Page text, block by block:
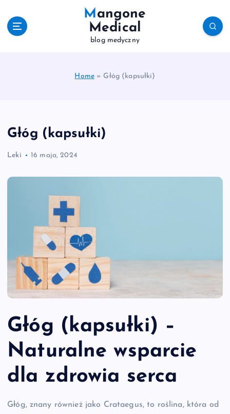
Mangone
Medical
blog medyczny
Home » Głóg (kapsułki)
Głóg (kapsułki)
Leki 16 maja, 2024
Głóg (kapsułki) –
Naturalne wsparcie
dla zdrowia serca
Głóg, znany również jako Crataegus, to roślina, która od